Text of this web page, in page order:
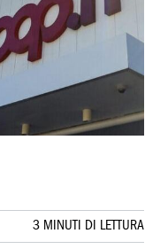
3 MINUTI DI LETTURA